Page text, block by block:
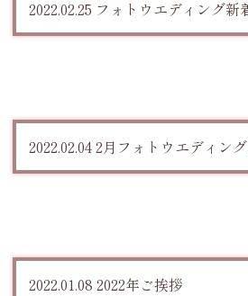
2022.02.25 フォトウエディング新
2022.02.04 2月フォトウエディン
2022.01.08 2022年ご挨拶